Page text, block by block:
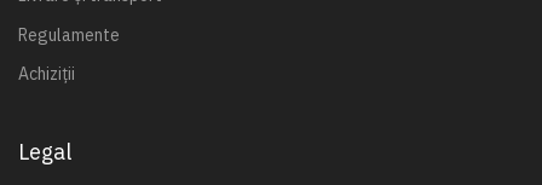
Regulamente
Achiziții
Legal